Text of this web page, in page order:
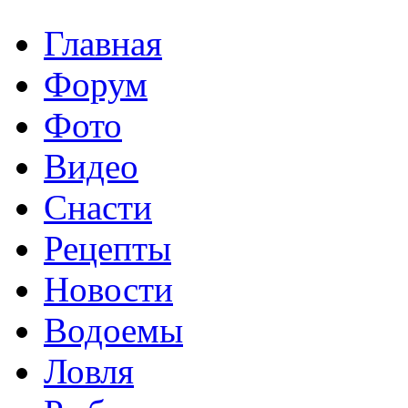
Главная
Форум
Фото
Видео
Снасти
Рецепты
Новости
Водоемы
Ловля